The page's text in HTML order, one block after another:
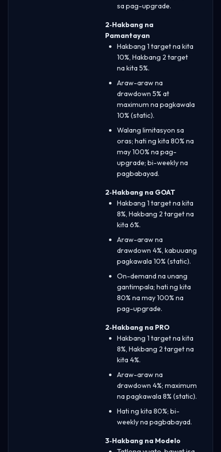
sa pag-upgrade.
2‑Hakbang na
Pamantayan
Hakbang 1 target na kita
10%, Hakbang 2 target
na kita 5%.
Araw-araw na
drawdown 5% at
maximum na pagkawala
10% (static).
Walang limitasyon sa
oras; hati ng kita 80% na
may 100% na pag-
upgrade; bi-weekly na
pagbabayad.
2‑Hakbang na GOAT
Hakbang 1 target na kita
8%, Hakbang 2 target na
kita 6%.
Araw-araw na
drawdown 4%, kabuuang
pagkawala 10% (static).
On-demand na unang
gantimpala; hati ng kita
80% na may 100% na
pag-upgrade.
2‑Hakbang na PRO
Hakbang 1 target na kita
8%, Hakbang 2 target na
kita 4%.
Araw-araw na
drawdown 4%; maximum
na pagkawala 8% (static).
Hati ng kita 80%; bi-
weekly na pagbabayad.
3‑Hakbang na Modelo